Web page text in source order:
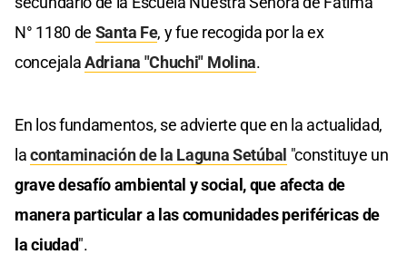
N° 1180 de Santa Fe, y fue recogida por la ex
concejalaAdriana "Chuchi" Molina.
En los fundamentos, se advierte que en la actualidad,
lacontaminación de la Laguna Setúbal "constituye un
grave desafío ambiental y social, que afecta de
manera particular a las comunidades periféricas de
la ciudad".